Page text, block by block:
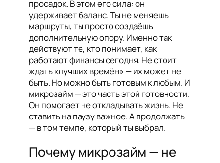
просадок. В этом его сила: он
удерживает баланс. Ты не меняешь
маршруты, ты просто создаёшь
дополнительную опору. Именно так
действуют те, кто понимает, как
работают финансы сегодня. Не стоит
ждать «лучших времён» — их может не
быть. Но можно быть готовым к любым. И
микрозайм — это часть этой готовности.
Он помогает не откладывать жизнь. Не
ставить на паузу важное. А продолжать
— в том темпе, который ты выбрал.
Почему микрозайм — не